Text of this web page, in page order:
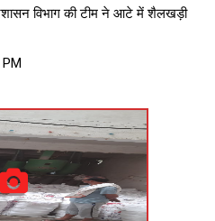
विभाग की टीम ने आटे में शैलखड़ी